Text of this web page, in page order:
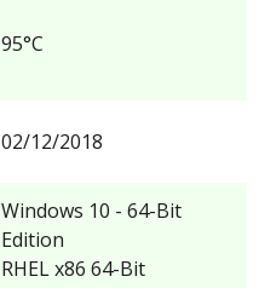
95°C
02/12/2018
Windows 10 - 64-Bit
Edition
RHEL x86 64-Bit